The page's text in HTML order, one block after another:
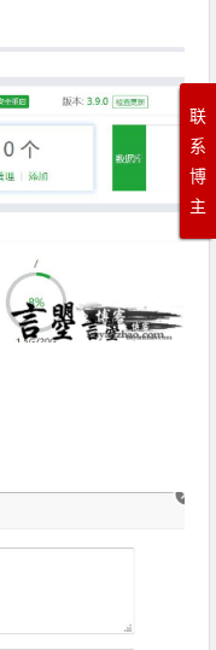
联
系
博
主